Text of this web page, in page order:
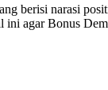
berisi narasi
agar Bonus